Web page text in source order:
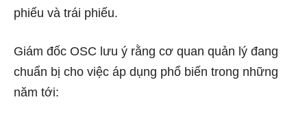
phiếu và trái phiếu.
Giám đốc OSC lưu ý rằng cơ quan quản lý đang
chuẩn bị cho việc áp dụng phổ biến trong những
năm tới: